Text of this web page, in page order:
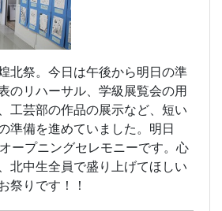
北祭。今日は午後から明日の準
のリハーサル、学級展覧会の用
工芸部の作品の展示など、短い
準備を進めていました。明日
ープニングセレモニーです。心
北中生全員で盛り上げてほしい
祭りです！！